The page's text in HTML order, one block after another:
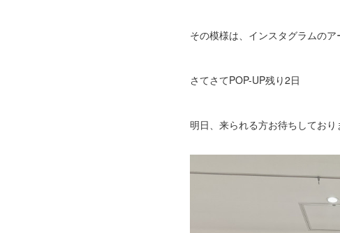
その模様は、インスタグラムの
さてさてPOP-UP残り2日
明日、来られる方お待ちしており